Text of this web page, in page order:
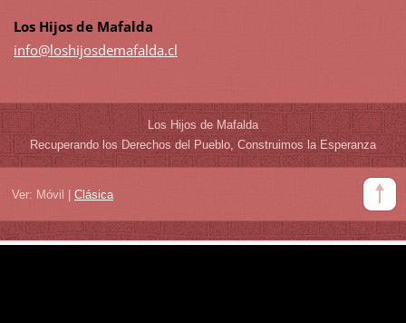
Los Hijos de Mafalda
info@loshijosdemafalda.cl
Los Hijos de Mafalda
Recuperando los Derechos del Pueblo, Construimos la Esperanza
Ver: Móvil Clásica